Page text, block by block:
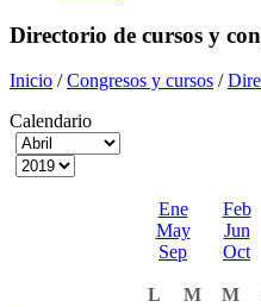
Directorio de cursos y
Inicio /Congresos y cursos /
Calendario
Ene Feb
May
Jun
Sep
Oct
L M M